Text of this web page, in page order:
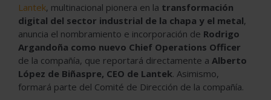
Lantek, multinacional pionera en la transformación
digital del sector industrial de la chapa y el metal,
anuncia el nombramiento e incorporación de Rodrigo
Argandoña como nuevo Chief Operations Officer
de la compañía, que reportará directamente a Alberto
López de Biñaspre, CEO de Lantek. Asimismo,
formará parte del Comité de Dirección de la compañía.